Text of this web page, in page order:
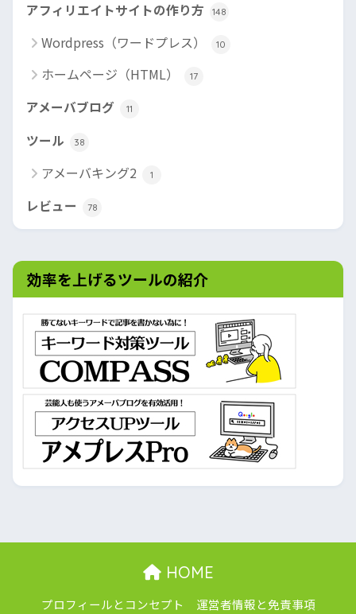
アフィリエイトサイトの作り方 148
Wordpress（ワードプレス） 10
ホームページ（HTML） 17
アメーバブログ 11
ツール 38
アメーバキング2 1
レビュー 78
効率を上げるツールの紹介
HOME
プロフィールとコンセプト 運営者情報と免責事項